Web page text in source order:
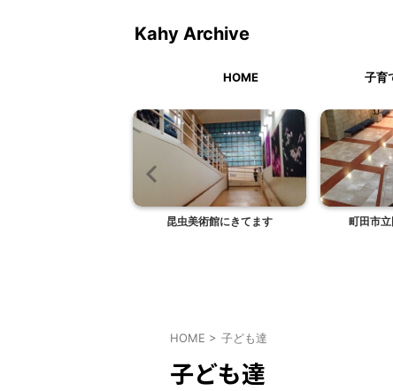
Kahy Archive
HOME 子育
昆虫美術館にきてます 町田市
HOME > 子ども達
子ども達